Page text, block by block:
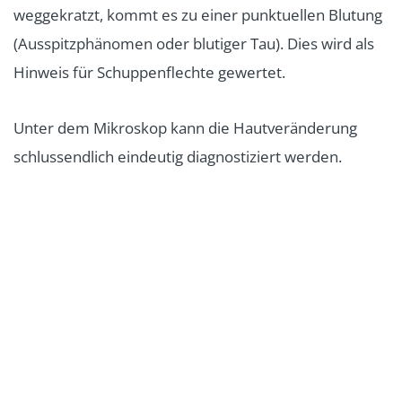
weggekratzt, kommt es zu einer punktuellen Blutung
(Ausspitzphänomen oder blutiger Tau). Dies wird als
Hinweis für Schuppenflechte gewertet.
Unter dem Mikroskop kann die Hautveränderung
schlussendlich eindeutig diagnostiziert werden.